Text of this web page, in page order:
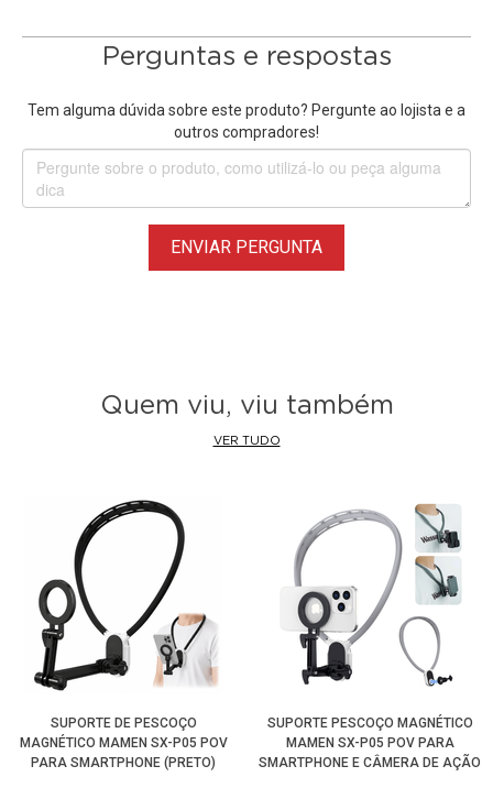
Perguntas e respostas
Tem alguma dúvida sobre este produto? Pergunte ao lojista e a
outros compradores!
ENVIAR PERGUNTA
Quem viu, viu também
VER TUDO
SUPORTE DE PESCOÇO
MAGNÉTICO MAMEN SX-P05 POV
PARA SMARTPHONE (PRETO)
SUPORTE PESCOÇO MAGNÉTICO
MAMEN SX-P05 POV PARA
SMARTPHONE E CÂMERA DE AÇÃO